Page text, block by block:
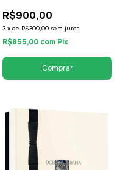
Kit - EDT Eau de Toilette -
Masculino
R$900,00
3 x de R$300,00 sem juros
R$855,00 com Pix